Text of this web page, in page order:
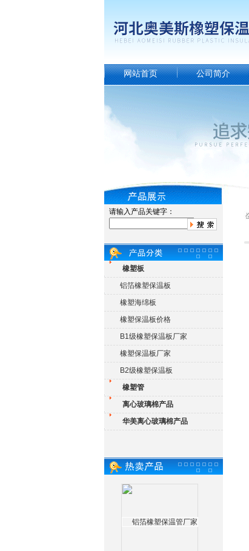
网站首页 公司简介
请输入产品关键字：
橡塑板
铝箔橡塑保温板
橡塑海绵板
橡塑保温板价格
B1级橡塑保温板厂家
橡塑保温板厂家
B2级橡塑保温板
橡塑管
离心玻璃棉产品
华美离心玻璃棉产品